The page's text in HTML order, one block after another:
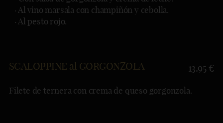
· Al vino marsala con champiñón y cebolla.
· Al pesto rojo.
SCALOPPINE al GORGONZOLA 13.95 €
Filete de ternera con crema de queso gorgonzola.